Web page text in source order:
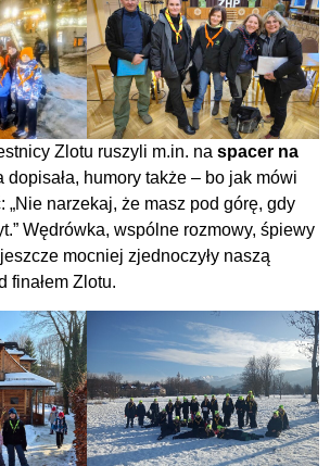
Zlotu ruszyli m.in. na spacer na
dopisała, humory także – bo jak mówi
„Nie narzekaj, że masz pod górę, gdy
Wędrówka, wspólne rozmowy, śpiewy
mocniej zjednoczyły naszą
finałem Zlotu.